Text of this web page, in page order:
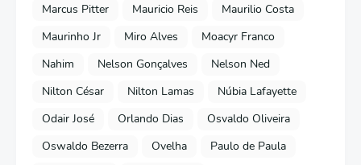
Marcus Pitter
Mauricio Reis
Maurilio Costa
Maurinho Jr
Miro Alves
Moacyr Franco
Nahim
Nelson Gonçalves
Nelson Ned
Nilton César
Nilton Lamas
Núbia Lafayette
Odair José
Orlando Dias
Osvaldo Oliveira
Oswaldo Bezerra
Ovelha
Paulo de Paula